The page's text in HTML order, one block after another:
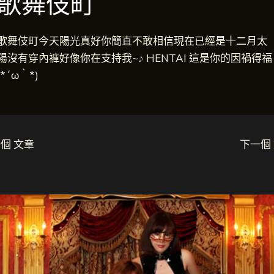
舞伎町今天陽光真好你簡直不敢相信現在已經是十二月太
沒有穿內褲好像你在支持我~♪ HENTAI 這是你的因禍得福
｀*)
文章 下一